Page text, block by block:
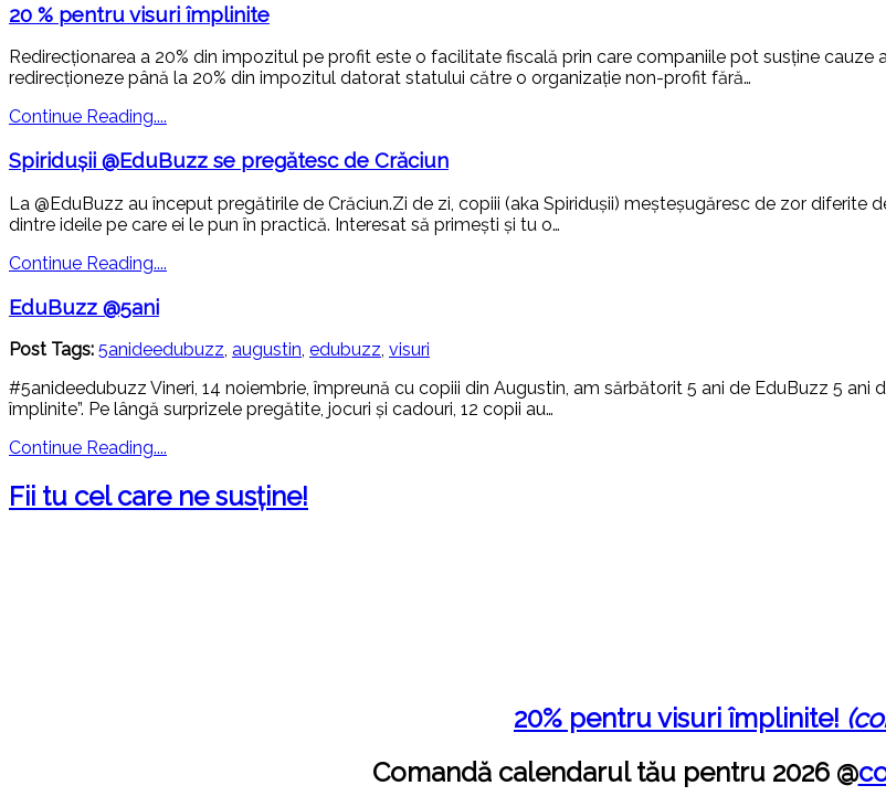
20 % pentru visuri împlinite
Redirecționarea a 20% din impozitul pe profit este o facilitate fiscală prin care companiile pot susține
redirecționeze până la 20% din impozitul datorat statului către o organizație non-profit fără…
Continue Reading....
Spiridușii @EduBuzz se pregătesc de Crăciun
La @EduBuzz au început pregătirile de Crăciun.Zi de zi, copiii (aka Spiridușii) meșteșugăresc de zor
dintre ideile pe care ei le pun în practică. Interesat să primești și tu o…
Continue Reading....
EduBuzz @5ani
Post Tags: 5anideedubuzz, augustin, edubuzz, visuri
#5anideedubuzz Vineri, 14 noiembrie, împreună cu copiii din Augustin, am sărbătorit 5 ani de EduBuzz 5 ani
împlinite”. Pe lângă surprizele pregătite, jocuri și cadouri, 12 copii au…
Continue Reading....
Fii tu cel care ne susține!
20% pentru visuri împlinite!
Comandă calendarul tău pentru 2026 @